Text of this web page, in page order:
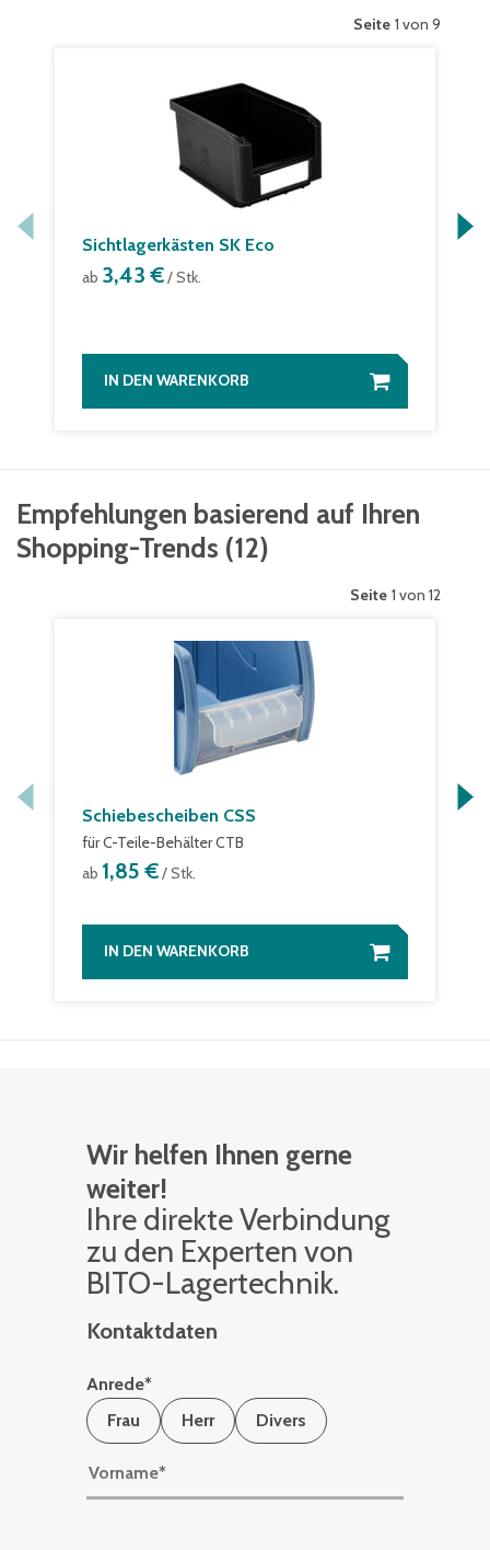
Seite 1 von 9
Sichtlagerkästen SK Eco
ab 3,43 €/ Stk.
IN DEN WARENKORB
Empfehlungen basierend auf Ihren
Shopping-Trends (12)
Seite 1 von 12
Schiebescheiben CSS
für C-Teile-Behälter CTB
ab 1,85 €/ Stk.
IN DEN WARENKORB
Wir helfen Ihnen gerne
weiter!
Ihre di­rek­te Ver­bin­dung
zu den Ex­per­ten von
BITO-La­ger­tech­nik.
Kontaktdaten
Anrede*
Frau
Herr Divers
Vorname*